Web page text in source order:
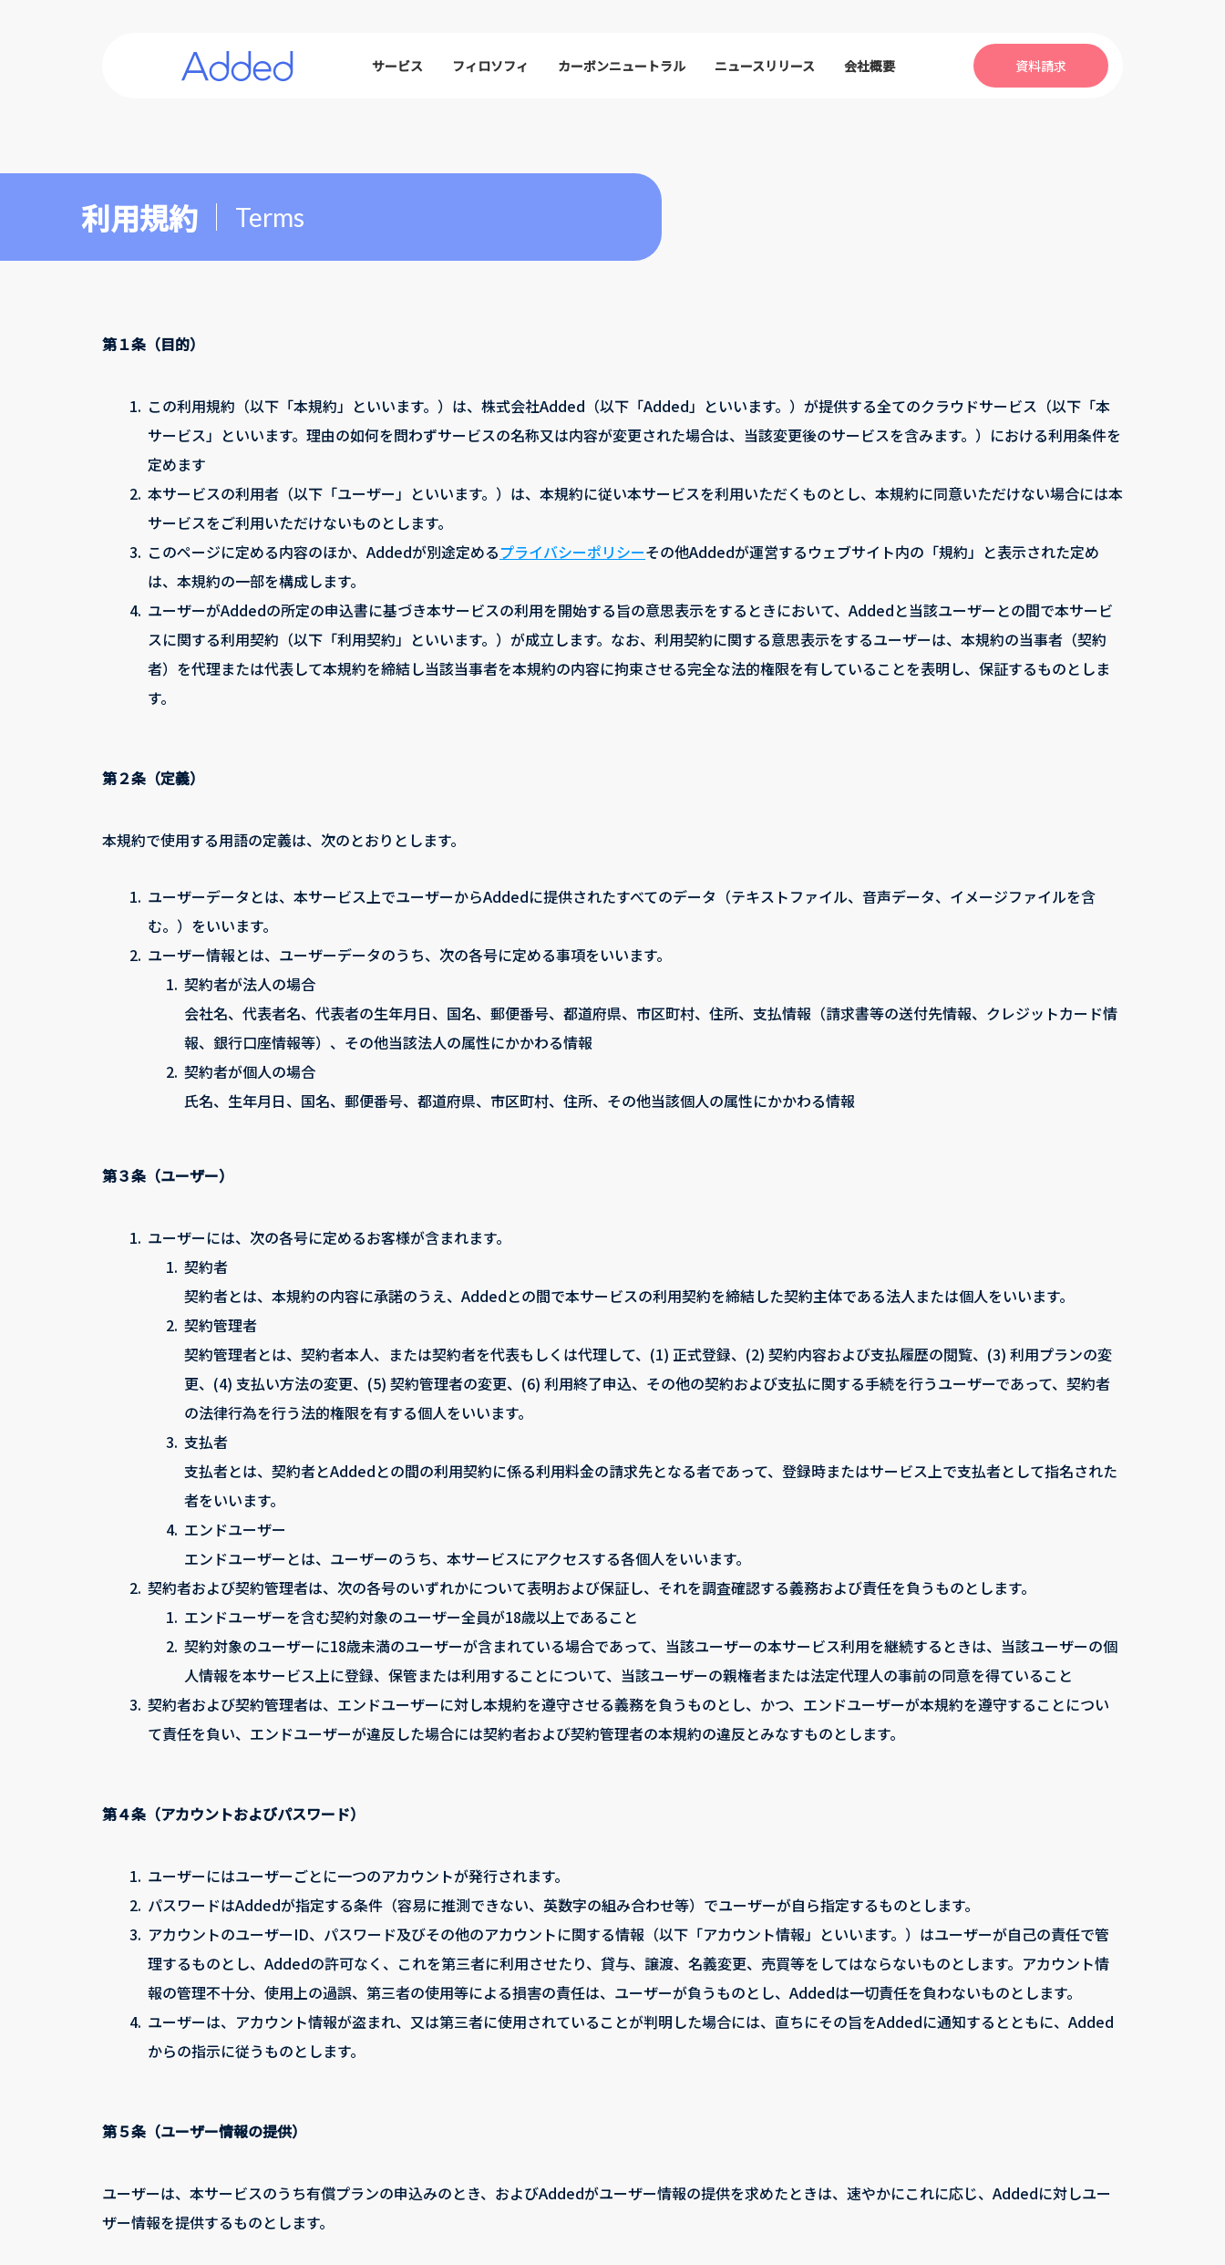
サービス フィロソフィ カーボンニュートラル ニュースリリース 会社概要 資料請求
利用規約 Terms
第１条（目的）
1. この利用規約（以下「本規約」といいます。）は、株式会社Added（以下「Added」といいます。）が提供する全てのクラウドサービス（以下「本
サービス」といいます。理由の如何を問わずサービスの名称又は内容が変更された場合は、当該変更後のサービスを含みます。）における利用条件を
定めます
2. 本サービスの利用者（以下「ユーザー」といいます。）は、本規約に従い本サービスを利用いただくものとし、本規約に同意いただけない場合には本
サービスをご利用いただけないものとします。
3. このページに定める内容のほか、Addedが別途定めるプライバシーポリシーその他Addedが運営するウェブサイト内の「規約」と表示された定め
は、本規約の一部を構成します。
4. ユーザーがAddedの所定の申込書に基づき本サービスの利用を開始する旨の意思表示をするときにおいて、Addedと当該ユーザーとの間で本サービ
スに関する利用契約（以下「利用契約」といいます。）が成立します。なお、利用契約に関する意思表示をするユーザーは、本規約の当事者（契約
者）を代理または代表して本規約を締結し当該当事者を本規約の内容に拘束させる完全な法的権限を有していることを表明し、保証するものとしま
す。
第２条（定義）
本規約で使用する用語の定義は、次のとおりとします。
1. ユーザーデータとは、本サービス上でユーザーからAddedに提供されたすべてのデータ（テキストファイル、音声データ、イメージファイルを含
む。）をいいます。
2. ユーザー情報とは、ユーザーデータのうち、次の各号に定める事項をいいます。
1. 契約者が法人の場合
会社名、代表者名、代表者の生年月日、国名、郵便番号、都道府県、市区町村、住所、支払情報（請求書等の送付先情報、クレジットカード情
報、銀行口座情報等）、その他当該法人の属性にかかわる情報
2. 契約者が個人の場合
氏名、生年月日、国名、郵便番号、都道府県、市区町村、住所、その他当該個人の属性にかかわる情報
第３条（ユーザー）
1. ユーザーには、次の各号に定めるお客様が含まれます。
1. 契約者
契約者とは、本規約の内容に承諾のうえ、Addedとの間で本サービスの利用契約を締結した契約主体である法人または個人をいいます。
2. 契約管理者
契約管理者とは、契約者本人、または契約者を代表もしくは代理して、(1) 正式登録、(2) 契約内容および支払履歴の閲覧、(3) 利用プランの変
更、(4) 支払い方法の変更、(5) 契約管理者の変更、(6) 利用終了申込、その他の契約および支払に関する手続を行うユーザーであって、契約者
の法律行為を行う法的権限を有する個人をいいます。
3. 支払者
支払者とは、契約者とAddedとの間の利用契約に係る利用料金の請求先となる者であって、登録時またはサービス上で支払者として指名された
者をいいます。
4. エンドユーザー
エンドユーザーとは、ユーザーのうち、本サービスにアクセスする各個人をいいます。
2. 契約者および契約管理者は、次の各号のいずれかについて表明および保証し、それを調査確認する義務および責任を負うものとします。
1. エンドユーザーを含む契約対象のユーザー全員が18歳以上であること
2. 契約対象のユーザーに18歳未満のユーザーが含まれている場合であって、当該ユーザーの本サービス利用を継続するときは、当該ユーザーの個
人情報を本サービス上に登録、保管または利用することについて、当該ユーザーの親権者または法定代理人の事前の同意を得ていること
3. 契約者および契約管理者は、エンドユーザーに対し本規約を遵守させる義務を負うものとし、かつ、エンドユーザーが本規約を遵守することについ
て責任を負い、エンドユーザーが違反した場合には契約者および契約管理者の本規約の違反とみなすものとします。
第４条（アカウントおよびパスワード）
1. ユーザーにはユーザーごとに一つのアカウントが発行されます。
2. パスワードはAddedが指定する条件（容易に推測できない、英数字の組み合わせ等）でユーザーが自ら指定するものとします。
3. アカウントのユーザーID、パスワード及びその他のアカウントに関する情報（以下「アカウント情報」といいます。）はユーザーが自己の責任で管
理するものとし、Addedの許可なく、これを第三者に利用させたり、貸与、譲渡、名義変更、売買等をしてはならないものとします。アカウント情
報の管理不十分、使用上の過誤、第三者の使用等による損害の責任は、ユーザーが負うものとし、Addedは一切責任を負わないものとします。
4. ユーザーは、アカウント情報が盗まれ、又は第三者に使用されていることが判明した場合には、直ちにその旨をAddedに通知するとともに、Added
からの指示に従うものとします。
第５条（ユーザー情報の提供）
ユーザーは、本サービスのうち有償プランの申込みのとき、およびAddedがユーザー情報の提供を求めたときは、速やかにこれに応じ、Addedに対しユー
ザー情報を提供するものとします。